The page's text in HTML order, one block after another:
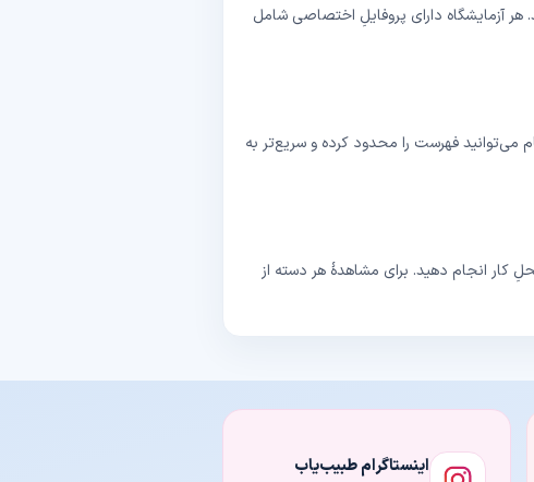
آزمایشگاه دارای پروفایلِ اختصاصی شامل
می‌توانید فهرست را محدود کرده و سریع‌تر به
کار انجام دهید. برای مشاهدهٔ هر دسته از
اینستاگرام طبیب‌یاب